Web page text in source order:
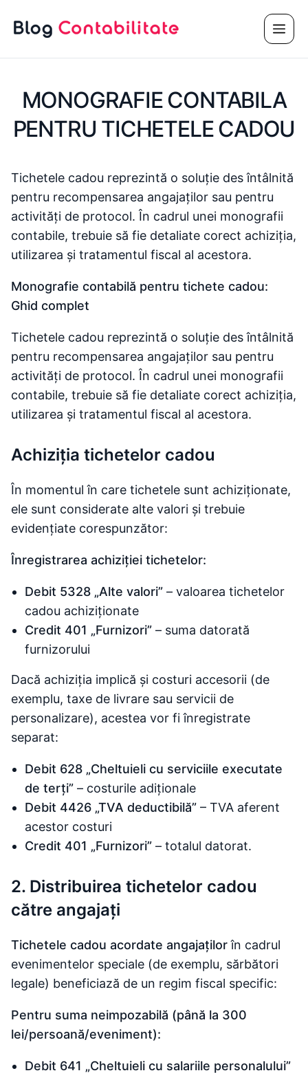
MONOGRAFIE CONTABILA
PENTRU TICHETELE CADOU
Tichetele cadou reprezintă o soluție des întâlnită
pentru recompensarea angajaților sau pentru
activități de protocol. În cadrul unei monografii
contabile, trebuie să fie detaliate corect achiziția,
utilizarea și tratamentul fiscal al acestora.
Monografie contabilă pentru tichete cadou:
Ghid complet
Tichetele cadou reprezintă o soluție des întâlnită
pentru recompensarea angajaților sau pentru
activități de protocol. În cadrul unei monografii
contabile, trebuie să fie detaliate corect achiziția,
utilizarea și tratamentul fiscal al acestora.
Achiziția tichetelor cadou
În momentul în care tichetele sunt achiziționate,
ele sunt considerate alte valori și trebuie
evidențiate corespunzător:
Înregistrarea achiziției tichetelor:
Debit 5328 „Alte valori” – valoarea tichetelor
cadou achiziționate
Credit 401 „Furnizori” – suma datorată
furnizorului
Dacă achiziția implică și costuri accesorii (de
exemplu, taxe de livrare sau servicii de
personalizare), acestea vor fi înregistrate
separat:
Debit 628 „Cheltuieli cu serviciile executate
de terți” – costurile adiționale
Debit 4426 „TVA deductibilă” – TVA aferent
acestor costuri
Credit 401 „Furnizori” – totalul datorat.
2. Distribuirea tichetelor cadou
către angajați
Tichetele cadou acordate angajațilorîn cadrul
evenimentelor speciale (de exemplu, sărbători
legale) beneficiază de un regim fiscal specific:
Pentru suma neimpozabilă (până la 300
lei/persoană/eveniment):
Debit 641 „Cheltuieli cu salariile personalului”